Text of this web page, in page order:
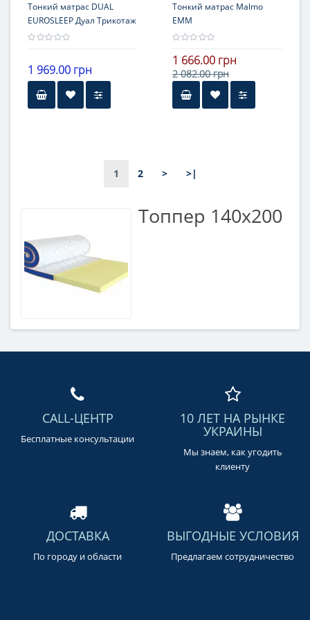
Трикотаж
Тонкий матрас DUAL
EUROSLEEP Дуал Трикотаж
1 969.00 грн
Тонкий матрас Malmo
ЕММ
1 666.00 грн
2 082.00 грн
1 2 > >|
Топпер 140х200
CALL-ЦЕНТР
Бесплатные консультации
10 ЛЕТ НА РЫНКЕ
УКРАИНЫ
Мы знаем, как угодить
клиенту
ДОСТАВКА
По городу и области
ВЫГОДНЫЕ УСЛОВИЯ
Предлагаем сотрудничество